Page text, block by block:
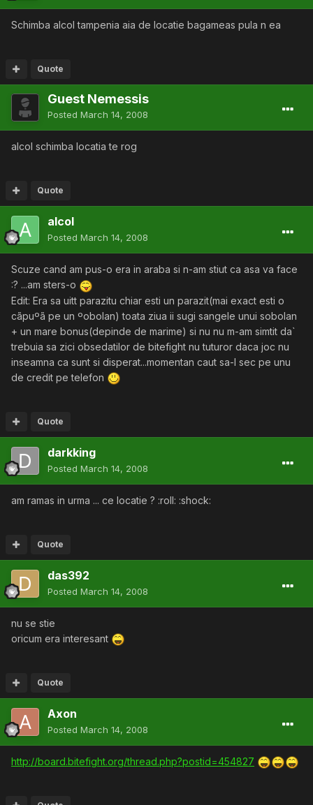
Schimba alcol tampenia aia de locatie bagameas pula n ea
Quote
Guest Nemessis
Posted March 14, 2008
alcol schimba locatia te rog
Quote
alcol
Posted March 14, 2008
Scuze cand am pus-o era in araba si n-am stiut ca asa va face
:? ...am sters-o
Edit: Era sa uitt parazitu chiar esti un parazit(mai exact esti o
cãpuºã pe un ºobolan) toata ziua ii sugi sangele unui sobolan
+ un mare bonus(depinde de marime) si nu nu m-am simtit da`
trebuia sa zici obsedatilor de bitefight nu tuturor daca joc nu
inseamna ca sunt si disperat...momentan caut sa-l sec pe unu
de credit pe telefon
Quote
darkking
Posted March 14, 2008
am ramas in urma ... ce locatie ? :roll: :shock:
Quote
das392
Posted March 14, 2008
nu se stie
oricum era interesant
Quote
Axon
Posted March 14, 2008
http://board.bitefight.org/thread.php?postid=454827